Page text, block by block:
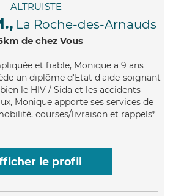
ALTRUISTE
La Roche-des-Arnauds
de chez Vous
et fiable, Monique a 9 ans
un diplôme d'Etat d'aide-soignant
le HIV / Sida et les accidents
Monique apporte ses services de
courses/livraison et rappels*
le profil